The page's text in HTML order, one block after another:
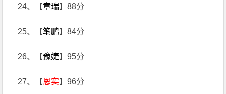
24、【章瑞】88分
25、【笔鹏】84分
26、【豫婕】95分
27、【恩实】96分